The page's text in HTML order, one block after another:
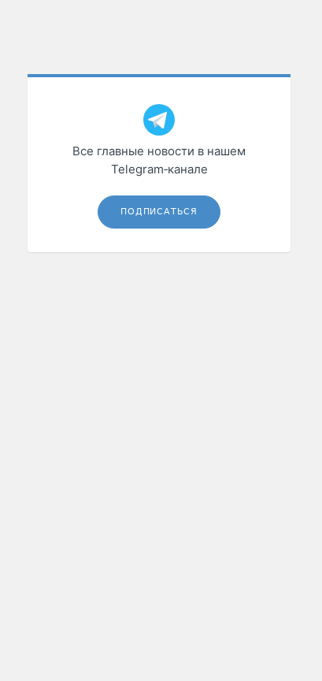
Все главные новости в нашем
Telegram‑канале
ПОДПИСАТЬСЯ